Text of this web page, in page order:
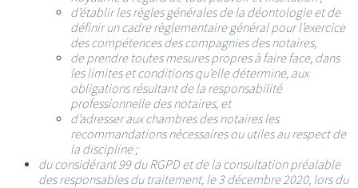
d’établir les règles générales de la déontologie et de
définir un cadre règlementaire général pour l’exercice
des compétences des compagnies des notaires,
de prendre toutes mesures propres à faire face, dans
les limites et conditions qu’elle détermine, aux
obligations résultant de la responsabilité
professionnelle des notaires, et
d’adresser aux chambres des notaires les
recommandations nécessaires ou utiles au respect de
la discipline ;
du considérant 99 du RGPD et de la consultation préalable
des responsables du traitement, le 3 décembre 2020, lors du